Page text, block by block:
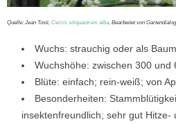
Quelle: Jean Tosti, Cercis siliquastrum alba , Bearbeitet von Gartendialog,
Wuchs: strauchig oder als
Wuchshöhe: zwischen 300 und
Blüte: einfach; rein-weiß; von
Besonderheiten:
insektenfreundlich; sehr gut Hitze-